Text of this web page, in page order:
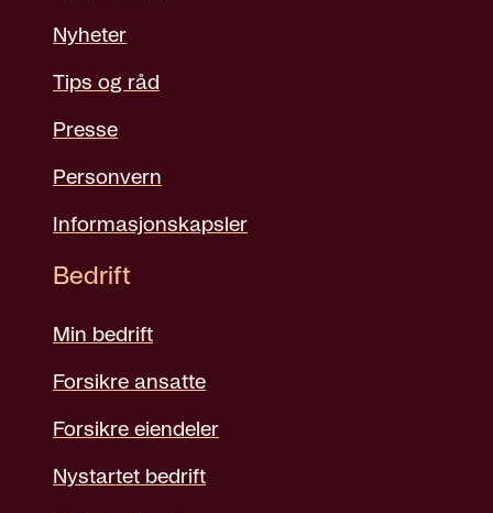
Nyheter
Tips og råd
Presse
Personvern
Informasjonskapsler
Bedrift
Min bedrift
Forsikre ansatte
Forsikre eiendeler
Nystartet bedrift